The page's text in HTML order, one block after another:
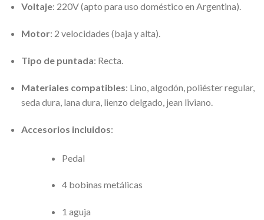
Voltaje: 220V (apto para uso doméstico en Argentina).
Motor: 2 velocidades (baja y alta).
Tipo de puntada: Recta.
Materiales compatibles: Lino, algodón, poliéster regular,
seda dura, lana dura, lienzo delgado, jean liviano.
Accesorios incluidos:
Pedal
4 bobinas metálicas
1 aguja